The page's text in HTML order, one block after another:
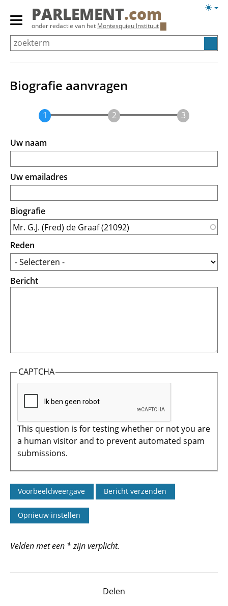
Overslaan
Primair
menu
tonen/verbergen
PARLEMENT.com
onder redactie van het Montesquieu Instituut
Biografie aanvragen
Uw naam
Uw emailadres
Biografie
Reden
Bericht
CAPTCHA
This question is for testing whether or not you are
a human visitor and to prevent automated spam
submissions.
Velden met een * zijn verplicht.
Delen